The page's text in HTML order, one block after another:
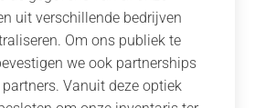
uit verschillende bedrijven
Om ons publiek te
we ook partnerships
Vanuit deze optiek